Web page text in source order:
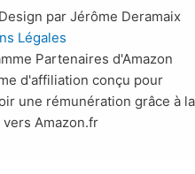
par Jérôme Deramaix
Légales
Partenaires d'Amazon
d'affiliation conçu pour
une rémunération grâce à la
Amazon.fr